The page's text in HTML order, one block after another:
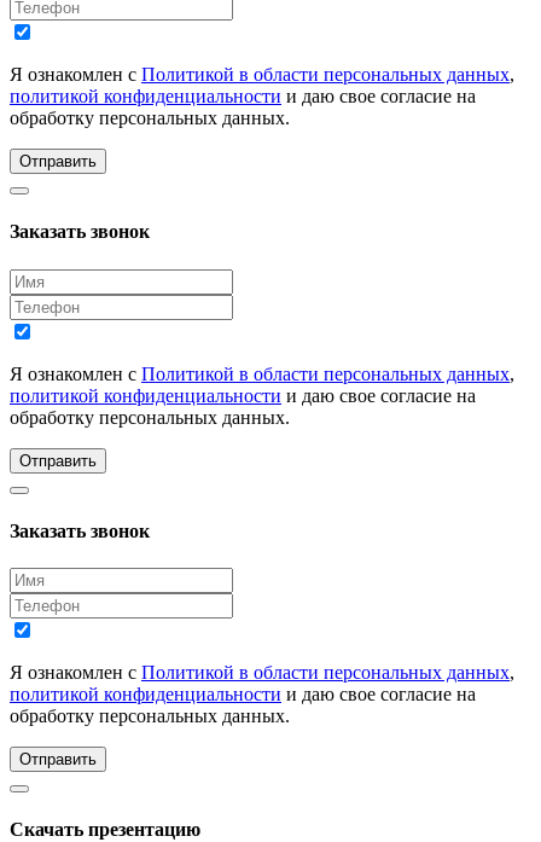
Я ознакомлен с Политикой в области персональных данных,
политикой конфиденциальности и даю свое согласие на
обработку персональных данных.
Отправить
Заказать звонок
Я ознакомлен с Политикой в области персональных данных,
политикой конфиденциальности и даю свое согласие на
обработку персональных данных.
Отправить
Заказать звонок
Я ознакомлен с Политикой в области персональных данных,
политикой конфиденциальности и даю свое согласие на
обработку персональных данных.
Отправить
Скачать презентацию